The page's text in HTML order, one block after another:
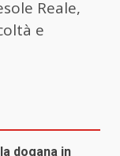
Reale,
e
dogana in